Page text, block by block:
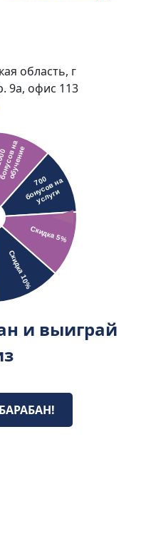
область, г
9а, офис 113
и выиграй